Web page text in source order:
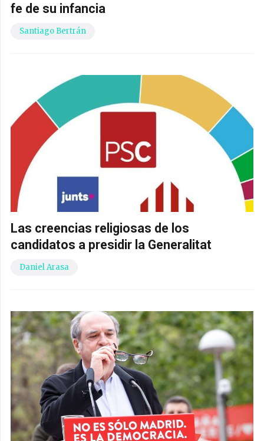
fe de su infancia
Santiago Bertrán
Las creencias religiosas de los
candidatos a presidir la Generalitat
Daniel Arasa